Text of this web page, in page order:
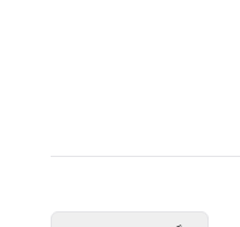
چوب، کاشی